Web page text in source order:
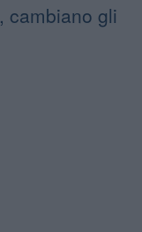
cambiano gli